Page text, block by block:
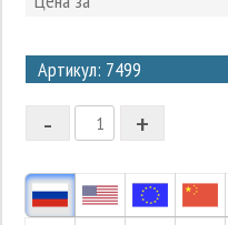
Артикул: 7499
2
1
-1
+
-